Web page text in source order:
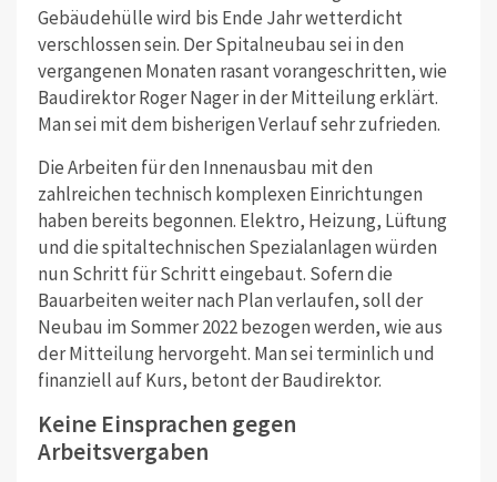
Gebäudehülle wird bis Ende Jahr wetterdicht
verschlossen sein. Der Spitalneubau sei in den
vergangenen Monaten rasant vorangeschritten, wie
Baudirektor Roger Nager in der Mitteilung erklärt.
Man sei mit dem bisherigen Verlauf sehr zufrieden.
Die Arbeiten für den Innenausbau mit den
zahlreichen technisch komplexen Einrichtungen
haben bereits begonnen. Elektro, Heizung, Lüftung
und die spitaltechnischen Spezialanlagen würden
nun Schritt für Schritt eingebaut. Sofern die
Bauarbeiten weiter nach Plan verlaufen, soll der
Neubau im Sommer 2022 bezogen werden, wie aus
der Mitteilung hervorgeht. Man sei terminlich und
finanziell auf Kurs, betont der Baudirektor.
Keine Einsprachen gegen
Arbeitsvergaben